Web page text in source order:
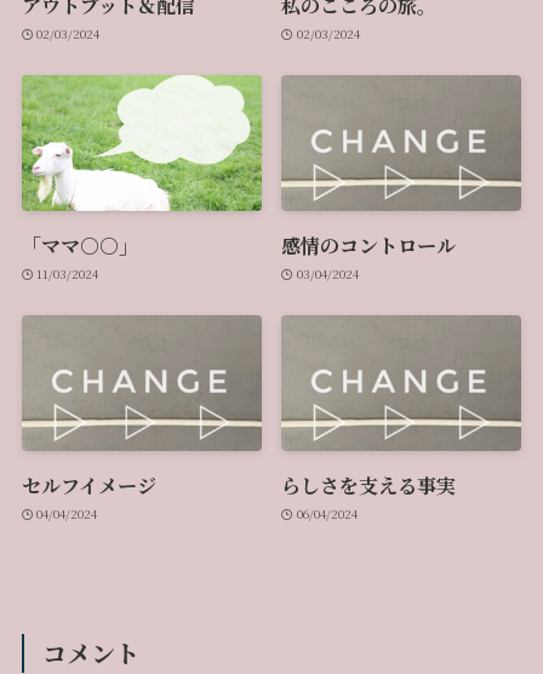
02/03/2024 02/03/2024
「ママ○○」
11/03/2024
感情のコントロール
03/04/2024
セルフイメージ
04/04/2024
らしさを支える事実
06/04/2024
コメント